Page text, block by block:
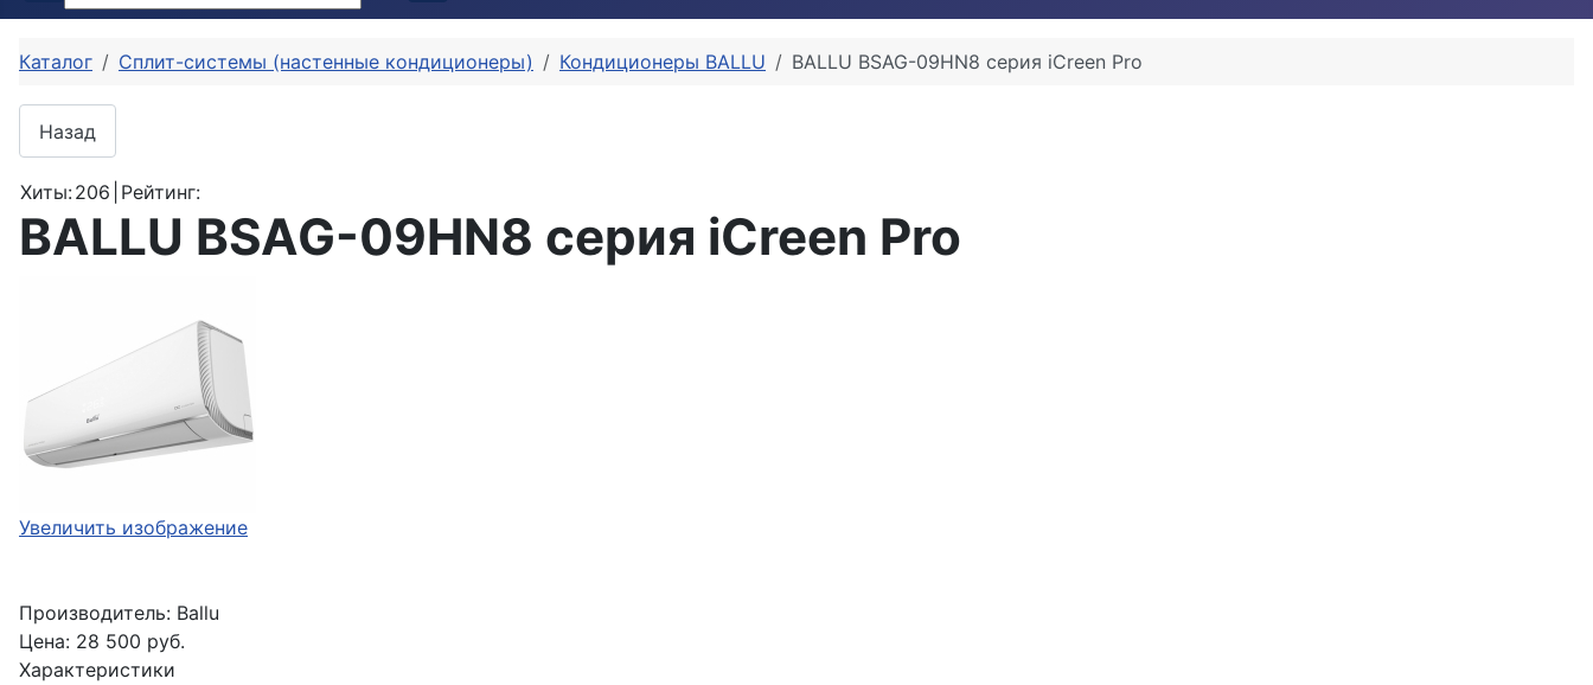
Каталог Сплит-системы (настенные кондиционеры) Кондиционеры BALLU BALLU BSAG-09HN8 серия iCreen Pro
Хиты:206 Рейтинг:
BALLU BSAG-09HN8 серия iCreen Pro
Увеличить изображение
Производитель: Ballu
Цена: 28 500 руб.
Характеристики